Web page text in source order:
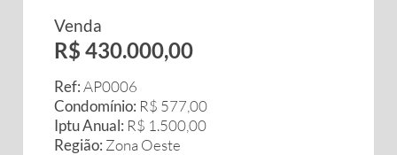
Venda
R$ 430.000,00
Ref:AP0006
Condomínio: R$ 577,00
Iptu Anual: R$ 1.500,00
Região: Zona Oeste